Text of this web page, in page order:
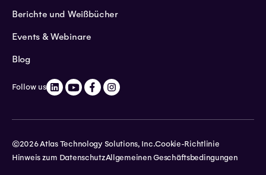
Berichte und Weißbücher
Events & Webinare
Blog
Follow us
©2026 Atlas Technology Solutions, Inc.Cookie-Richtlinie
Hinweis zum DatenschutzAllgemeinen Geschäftsbedingungen